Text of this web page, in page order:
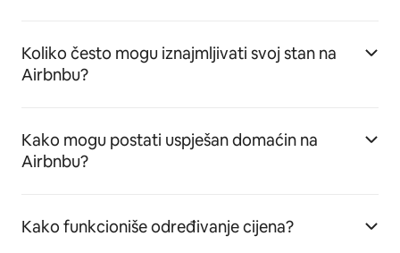
Koliko često mogu iznajmljivati svoj stan na
Airbnbu?
Kako mogu postati uspješan domaćin na
Airbnbu?
Kako funkcioniše određivanje cijena?